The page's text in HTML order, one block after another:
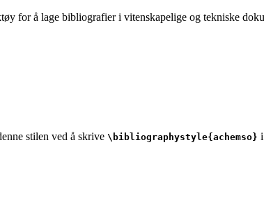
for å lage bibliografier i vitenskapelige og tekniske
stilen ved å skrive \bibliographystyle{achemso}